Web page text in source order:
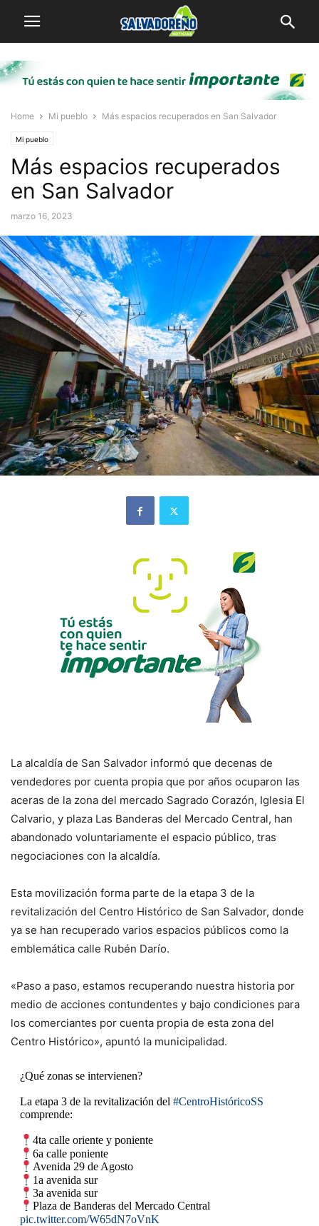
Home Mi pueblo Más espacios recuperados en San Salvador
Mi pueblo
Más espacios recuperados
en San Salvador
marzo 16, 2023
La alcaldía de San Salvador informó que decenas de
vendedores por cuenta propia que por años ocuparon las
aceras de la zona del mercado Sagrado Corazón, Iglesia El
Calvario, y plaza Las Banderas del Mercado Central, han
abandonado voluntariamente el espacio público, tras
negociaciones con la alcaldía.
Esta movilización forma parte de la etapa 3 de la
revitalización del Centro Histórico de San Salvador, donde
ya se han recuperado varios espacios públicos como la
emblemática calle Rubén Darío.
«Paso a paso, estamos recuperando nuestra historia por
medio de acciones contundentes y bajo condiciones para
los comerciantes por cuenta propia de esta zona del
Centro Histórico», apuntó la municipalidad.
¿Qué zonas se intervienen?
La etapa 3 de la revitalización del #CentroHistóricoSS
comprende:
4ta calle oriente y poniente
6a calle poniente
Avenida 29 de Agosto
1a avenida sur
3a avenida sur
Plaza de Banderas del Mercado Central
pic.twitter.com/W65dN7oVnK